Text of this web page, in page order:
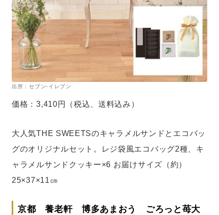
出所：セブン-イレブン
価格：3,410円（税込、送料込み）
大人気THE SWEETSのキャラメルサンドとエコバッ
グのオリジナルセット。レジ袋風エコバッグ2種、キ
ャラメルサンドクッキー×6 お届けサイズ（約）
25×37×11㎝
京都 養老軒 博多あまおう ごろっと苺大